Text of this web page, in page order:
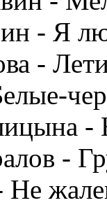
- Я
-
-
-
Не